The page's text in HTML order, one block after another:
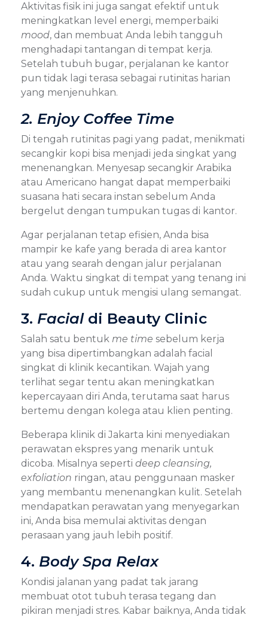
Aktivitas fisik ini juga sangat efektif untuk
meningkatkan level energi, memperbaiki
mood, dan membuat Anda lebih tangguh
menghadapi tantangan di tempat kerja.
Setelah tubuh bugar, perjalanan ke kantor
pun tidak lagi terasa sebagai rutinitas harian
yang menjenuhkan.
2. Enjoy Coffee Time
Di tengah rutinitas pagi yang padat, menikmati
secangkir kopi bisa menjadi jeda singkat yang
menenangkan. Menyesap secangkir Arabika
atau Americano hangat dapat memperbaiki
suasana hati secara instan sebelum Anda
bergelut dengan tumpukan tugas di kantor.
Agar perjalanan tetap efisien, Anda bisa
mampir ke kafe yang berada di area kantor
atau yang searah dengan jalur perjalanan
Anda. Waktu singkat di tempat yang tenang ini
sudah cukup untuk mengisi ulang semangat.
3. Facial di Beauty Clinic
Salah satu bentuk me time sebelum kerja
yang bisa dipertimbangkan adalah facial
singkat di klinik kecantikan. Wajah yang
terlihat segar tentu akan meningkatkan
kepercayaan diri Anda, terutama saat harus
bertemu dengan kolega atau klien penting.
Beberapa klinik di Jakarta kini menyediakan
perawatan ekspres yang menarik untuk
dicoba. Misalnya seperti deep cleansing,
exfoliation ringan, atau penggunaan masker
yang membantu menenangkan kulit. Setelah
mendapatkan perawatan yang menyegarkan
ini, Anda bisa memulai aktivitas dengan
perasaan yang jauh lebih positif.
4. Body Spa Relax
Kondisi jalanan yang padat tak jarang
membuat otot tubuh terasa tegang dan
pikiran menjadi stres. Kabar baiknya, Anda tidak